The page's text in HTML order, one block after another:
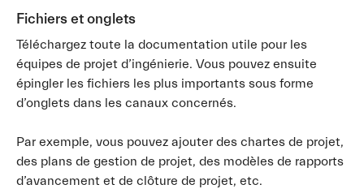
Fichiers et onglets
Téléchargez toute la documentation utile pour les
équipes de projet d’ingénierie. Vous pouvez ensuite
épingler les fichiers les plus importants sous forme
d’onglets dans les canaux concernés.
Par exemple, vous pouvez ajouter des chartes de projet,
des plans de gestion de projet, des modèles de rapports
d’avancement et de clôture de projet, etc.